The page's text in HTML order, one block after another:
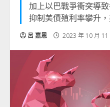
加上以巴戰爭衝突導
抑制美債殖利率攀升
呂 嘉恩 2023 年 10 月 11